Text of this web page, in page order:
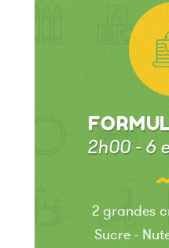
2h00 - 6
2 grandes
Sucre -